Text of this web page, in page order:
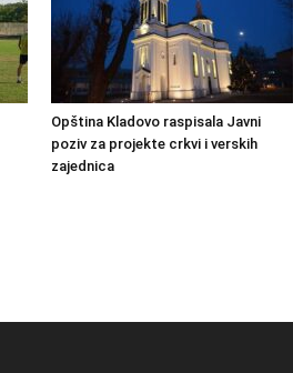
Opština Kladovo raspisala Javni
poziv za projekte crkvi i verskih
zajednica